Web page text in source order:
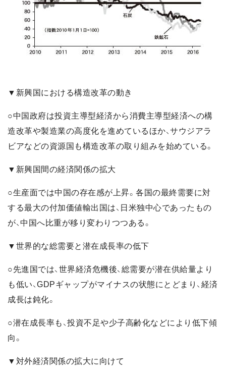
▼新興国における構造改革の動き
○中国政府は投資主導型経済から消費主導型経済への構
造改革や製造業の高度化を進めているほか、サウジアラ
ビアなどの資源国も構造改革の取り組みを始めている。
▼新興国間の経済関係の拡大
○生産面では中国の存在感が上昇。各国の最終需要に対
する最大の付加価値輸出国は、日米独中心であったもの
が、中国へ比重が移り変わりつつある。
▼世界的な総需要と潜在成長率の低下
○先進国では、世界経済危機後、総需要が潜在供給量より
も低い、GDPギャップがマイナスの状態にとどまり、経済
成長は鈍化。
○潜在成長率も、投資不足や少子高齢化などにより低下傾
向。
▼対外経済関係の拡大に向けて